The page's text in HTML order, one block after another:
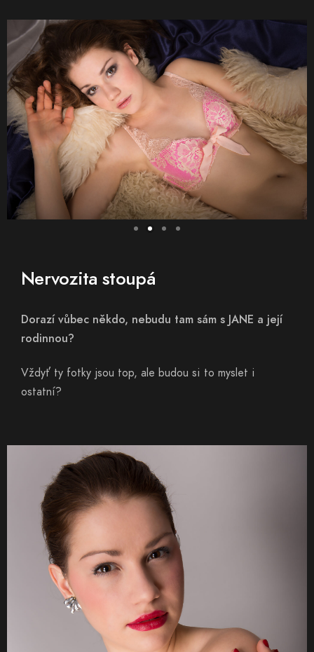
Nervozita stoupá
Dorazí vůbec někdo, nebudu tam sám s JANE a její
rodinnou?
Vždyť ty fotky jsou top, ale budou si to myslet i
ostatní?